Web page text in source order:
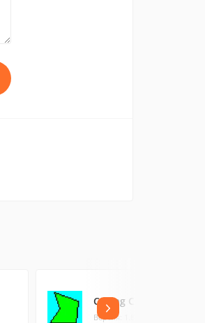
Ceiling Calc
Версия: 1.8.8 (2.52 МБ)